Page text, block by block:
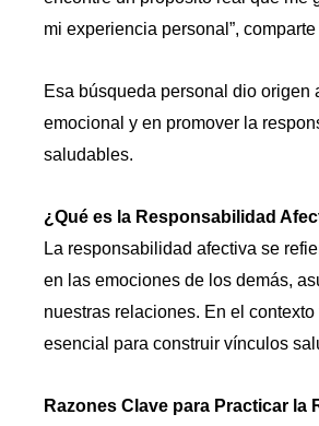
mi experiencia personal”,
Esa búsqueda personal dio
emocional y en promover la
saludables.
¿Qué es la Responsabilidad
La responsabilidad afectiva se
en las emociones de los demás,
nuestras relaciones. En el
esencial para construir vínculos
Razones Clave para Practicar la